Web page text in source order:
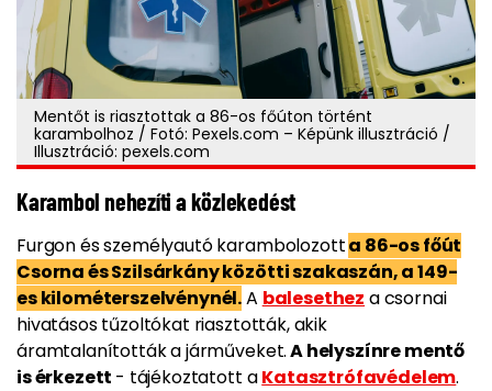
Mentőt is riasztottak a 86-os főúton történt
karambolhoz / Fotó: Pexels.com – Képünk illusztráció /
Illusztráció: pexels.com
Karambol nehezíti a közlekedést
Furgon és személyautó karambolozotta 86-os főút
Csorna és Szilsárkány közötti szakaszán, a 149-
es kilométerszelvénynél.A balesethez a csornai
hivatásos tűzoltókat riasztották, akik
áramtalanították a járműveket.A helyszínre mentő
is érkezett - tájékoztatott aKatasztrófavédelem.